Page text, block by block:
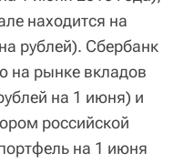
находится на
рублей). Сбербанк
на рынке вкладов
на 1 июня) и
российской
на 1 июня